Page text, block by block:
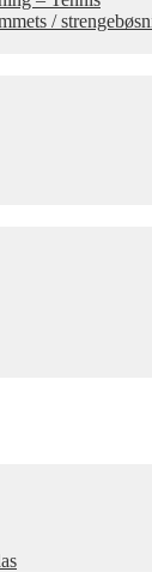
/